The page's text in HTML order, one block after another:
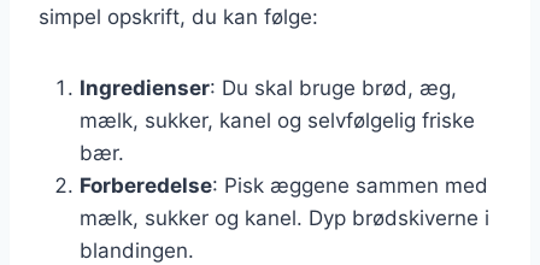
simpel opskrift, du kan følge:
Ingredienser: Du skal bruge brød, æg,
mælk, sukker, kanel og selvfølgelig friske
bær.
Forberedelse: Pisk æggene sammen med
mælk, sukker og kanel. Dyp brødskiverne i
blandingen.